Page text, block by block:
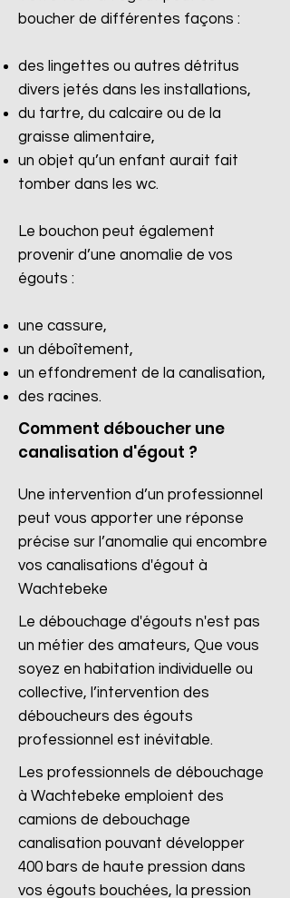
boucher de différentes façons :
des lingettes ou autres détritus
divers jetés dans les installations,
du tartre, du calcaire ou de la
graisse alimentaire,
un objet qu’un enfant aurait fait
tomber dans les wc.
Le bouchon peut également
provenir d’une anomalie de vos
égouts :
une cassure,
un déboîtement,
un effondrement de la canalisation,
des racines.​
Comment déboucher une
canalisation d'égout ?
Une intervention d’un professionnel
peut vous apporter une réponse
précise sur l’anomalie qui encombre
vos canalisations d'égout à
Wachtebeke
Le débouchage d'égouts n'est pas
un métier des amateurs, Que vous
soyez en habitation individuelle ou
collective, l’intervention des
déboucheurs des égouts
professionnel est inévitable.
Les professionnels de débouchage
à Wachtebeke emploient des
camions de debouchage
canalisation pouvant développer
400 bars de haute pression dans
vos égouts bouchées, la pression